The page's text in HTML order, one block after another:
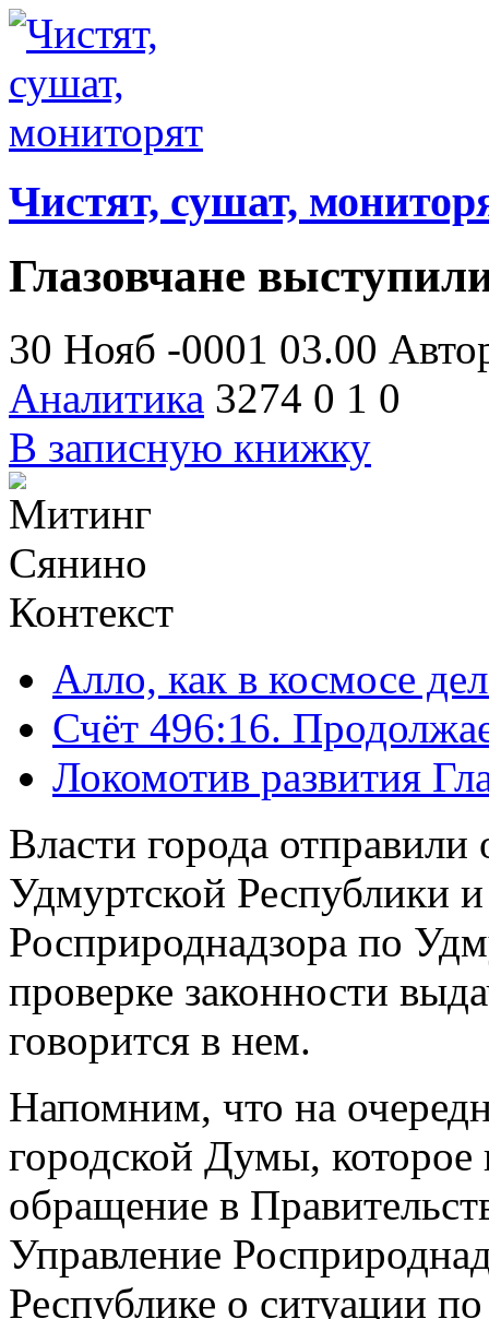
Чистят, сушат,
Глазовчане
30 Нояб -0001 03.00
Аналитика 3274 0 1 0
В записную книжку
Контекст
Алло, как в космосе
Счёт 496:16.
Локомотив развития
Власти города
Удмуртской Республики
Росприроднадзора по
проверке законности
говорится в нем.
Напомним, что на
городской Думы,
обращение в
Управление
Республике о ситуации